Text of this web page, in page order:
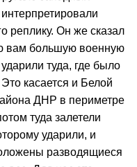
реплику. Он же сказал
вам большую военную
туда, где было
касается и Белой
ДНР в периметре
туда залетели
ударили, и
разводящиеся